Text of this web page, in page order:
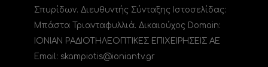
Σπυρίδων. Διευθυντής Σύνταξης Ιστοσελίδας:
Μπάστα Τριανταφυλλιά. Δικαιούχος Domain:
ΙΟΝΙΑΝ ΡΑΔΙΟΤΗΛΕΟΠΤΙΚΕΣ ΕΠΙΧΕΙΡΗΣΕΙΣ ΑΕ
Email: skampiotis@ioniantv.gr